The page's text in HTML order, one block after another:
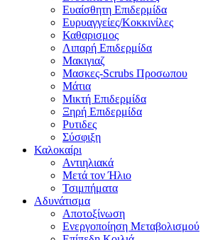
Ευαίσθητη Επιδερμίδα
Ευρυαγγείες/Κοκκινίλες
Καθαρισμος
Λιπαρή Επιδερμίδα
Μακιγιαζ
Μασκες-Scrubs Προσωπου
Μάτια
Μικτή Επιδερμίδα
Ξηρή Επιδερμίδα
Ρυτιδες
Σύσφιξη
Καλοκαίρι
Αντιηλιακά
Μετά τον Ήλιο
Τσιμπήματα
Αδυνάτισμα
Αποτοξίνωση
Ενεργοποίηση Μεταβολισμού